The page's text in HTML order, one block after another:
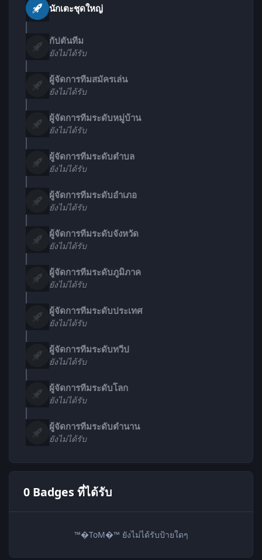
นักเตะชุดใหญ่
กัปตันทีม
ยังไม่ได้รับ
ผู้จัดการทีมสมัครเล่น
ยังไม่ได้รับ
ผู้จัดการทีมระดับหมู่บ้าน
ยังไม่ได้รับ
ผู้จัดการทีมระดับตำบล
ยังไม่ได้รับ
ผู้จัดการทีมระดับอำเภอ
ยังไม่ได้รับ
ผู้จัดการทีมระดับจังหวัด
ยังไม่ได้รับ
ผู้จัดการทีมระดับภูมิภาค
ยังไม่ได้รับ
ผู้จัดการทีมระดับประเทศ
ยังไม่ได้รับ
ผู้จัดการทีมระดับทวีป
ยังไม่ได้รับ
ผู้จัดการทีมระดับโลก
ยังไม่ได้รับ
ผู้จัดการทีมระดับตำนาน
ยังไม่ได้รับ
0 Badges ที่ได้รับ
™�ToM�™ ยังไม่ได้รับป้ายใดๆ